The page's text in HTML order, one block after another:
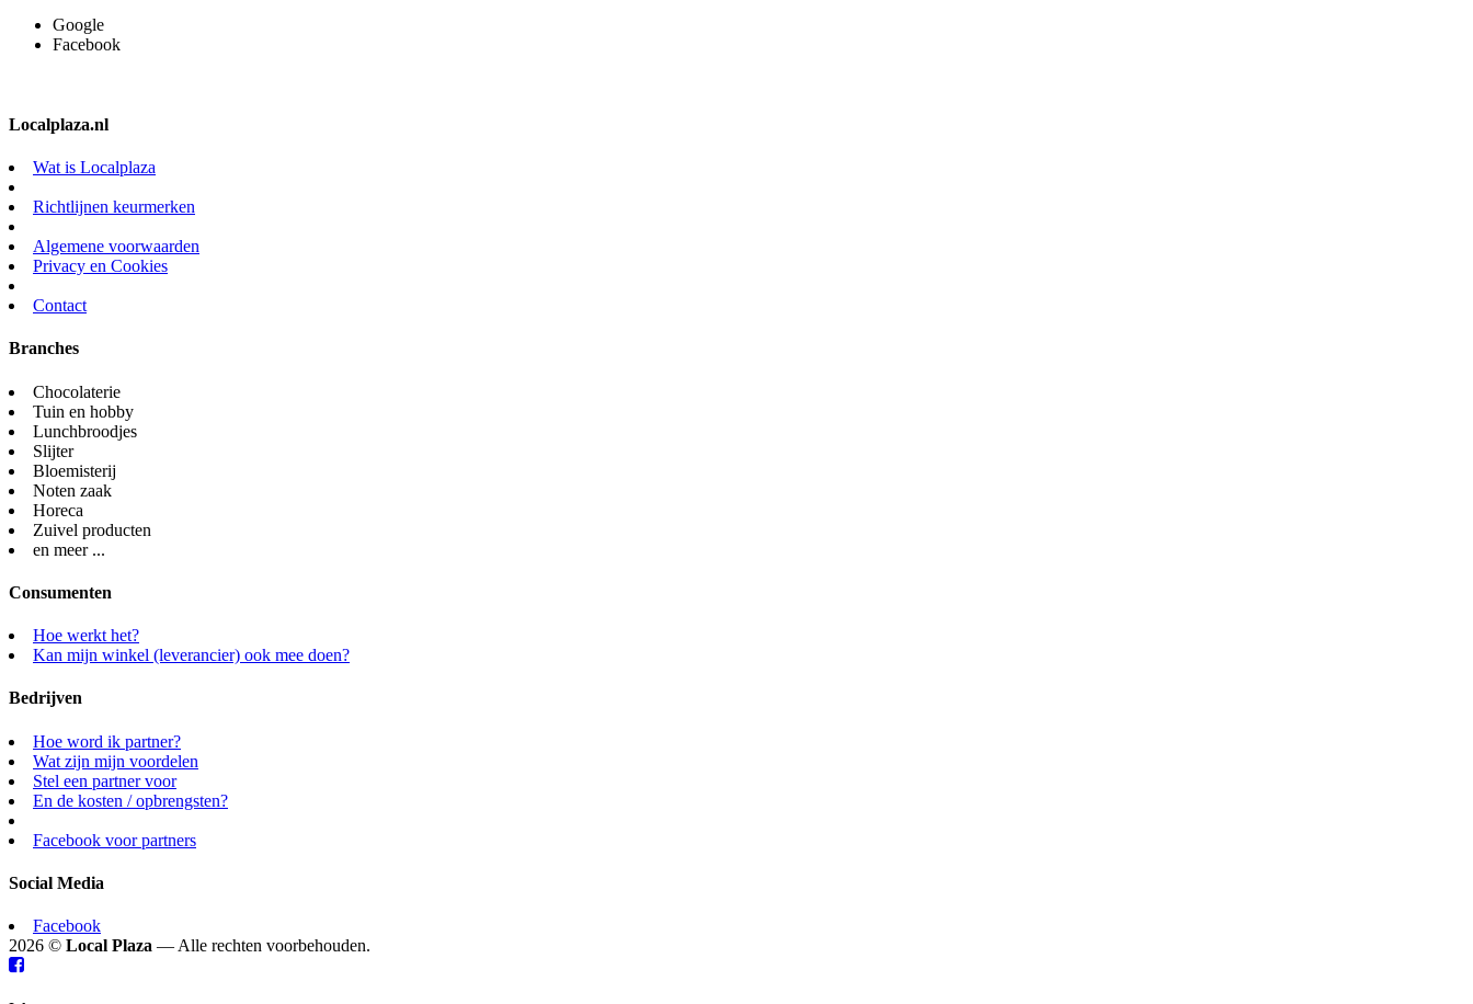
Google
Facebook
Localplaza.nl
Wat is Localplaza
Richtlijnen keurmerken
Algemene voorwaarden
Privacy en Cookies
Contact
Branches
Chocolaterie
Tuin en hobby
Lunchbroodjes
Slijter
Bloemisterij
Noten zaak
Horeca
Zuivel producten
en meer ...
Consumenten
Hoe werkt het?
Kan mijn winkel (leverancier) ook mee doen?
Bedrijven
Hoe word ik partner?
Wat zijn mijn voordelen
Stel een partner voor
En de kosten / opbrengsten?
Facebook voor partners
Social Media
Facebook
2026 © Local Plaza — Alle rechten voorbehouden.